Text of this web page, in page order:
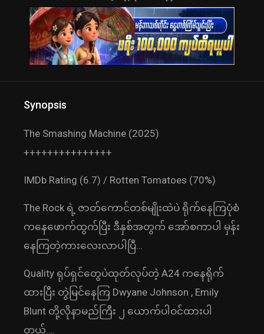
Synopsis
The Smashing Machine (2025)
+++++++++++++++
IMDb Rating (6.7) / Rotten Tomatoes (70%)
The Rock ရဲ့ ဇာတ်ကောင်တစ်မျိုးထဲပဲ ရိုက်နေကြပုံစံ
ကနေဖောက်ထွက်ပြီး ဒီနှစ်အတွက် အော်စကာပါ မှန်း
နေကြတဲ့ကားလေးလာပါပြီ…
Quality ရုပ်ရှင်တွေပဲထုတ်လုပ်တဲ့ A24 ကနေရိုက်
ထားပြီး တွဲမြင်နေကြ Dwyane Johnson , Emily
Blunt တို့လိုနာမည်ကြီး ၂ ‌ယောက်ပါဝင်ထားပါ
တယ်….